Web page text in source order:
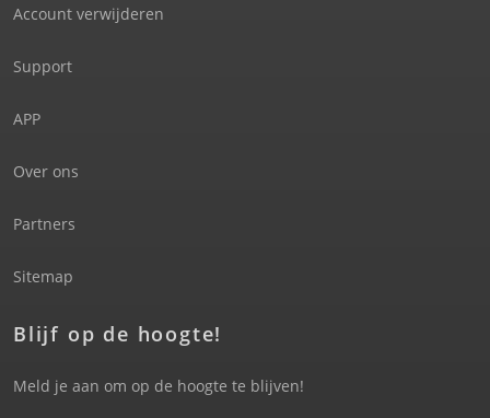
Account verwijderen
Support
APP
Over ons
Partners
Sitemap
Blijf op de hoogte!
Meld je aan om op de hoogte te blijven!